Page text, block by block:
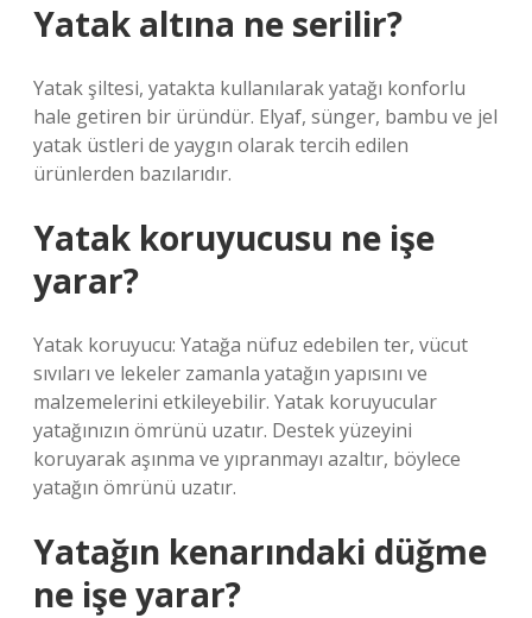
Yatak altına ne serilir?
Yatak şiltesi, yatakta kullanılarak yatağı konforlu
hale getiren bir üründür. Elyaf, sünger, bambu ve jel
yatak üstleri de yaygın olarak tercih edilen
ürünlerden bazılarıdır.
Yatak koruyucusu ne işe
yarar?
Yatak koruyucu: Yatağa nüfuz edebilen ter, vücut
sıvıları ve lekeler zamanla yatağın yapısını ve
malzemelerini etkileyebilir. Yatak koruyucular
yatağınızın ömrünü uzatır. Destek yüzeyini
koruyarak aşınma ve yıpranmayı azaltır, böylece
yatağın ömrünü uzatır.
Yatağın kenarındaki düğme
ne işe yarar?